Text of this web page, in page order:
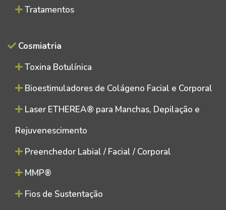
Tratamentos
Cosmiatria
Toxina Botulínica
Bioestimuladores de Colágeno Facial e Corporal
Laser ETHEREA® para Manchas, Depilação e
Rejuvenescimento
Preenchedor Labial / Facial / Corporal
MMP®
Fios de Sustentação